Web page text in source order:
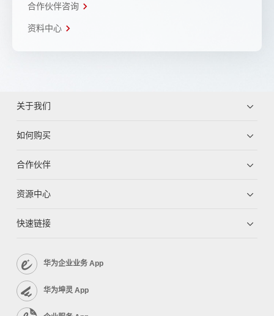
合作伙伴咨询
资料中心
关于我们
如何购买
合作伙伴
资源中心
快速链接
华为企业业务 App
华为坤灵 App